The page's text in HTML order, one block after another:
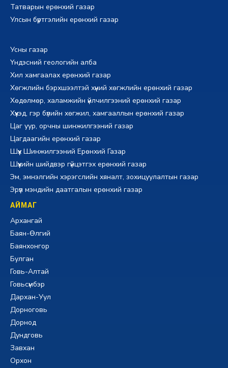
Татварын ерөнхий газар
Улсын бүртгэлийн ерөнхий газар
Усны газар
Үндэсний геологийн алба
Хил хамгаалах ерөнхий газар
Хөгжлийн бэрхшээлтэй хүний хөгжлийн ерөнхий газар
Хөдөлмөр, халамжийн үйлчилгээний ерөнхий газар
Хүүхэд, гэр бүлийн хөгжил, хамгааллын ерөнхий газар
Цаг уур, орчны шинжилгээний газар
Цагдаагийн ерөнхий газар
Шүүх Шинжилгээний Ерөнхий Газар
Шүүхийн шийдвэр гүйцэтгэх ерөнхий газар
Эм, эмнэлгийн хэрэгслийн хяналт, зохицуулалтын газар
Эрүүл мэндийн даатгалын ерөнхий газар
АЙМАГ
Архангай
Баян-Өлгий
Баянхонгор
Булган
Говь-Алтай
Говьсүмбэр
Дархан-Уул
Дорноговь
Дорнод
Дундговь
Завхан
Орхон